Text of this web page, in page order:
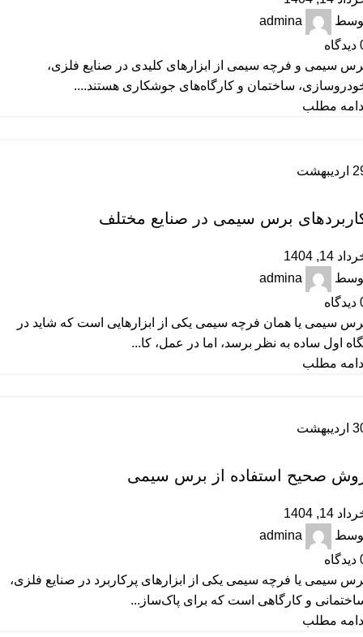
admina
دیدگاه
سیمی و فرچه سیمی از ابزارهای کلیدی در صنایع فلزی،
ساختمان و کارگاه‌های جوشکاری هستند....
مطلب
اردیبهشت
برس سیمی در صنایع مختلف
14, 1404
admina
دیدگاه
سیمی یا همان فرچه سیمی یکی از ابزارهایی است که شاید در
اول ساده به نظر برسد، اما در عمل، کا...
مطلب
اردیبهشت
صحیح استفاده از برس سیمی
14, 1404
admina
دیدگاه
سیمی یا فرچه سیمی یکی از ابزارهای پرکاربرد در صنایع فلزی،
و کارگاهی است که برای پاک‌ساز...
مطلب